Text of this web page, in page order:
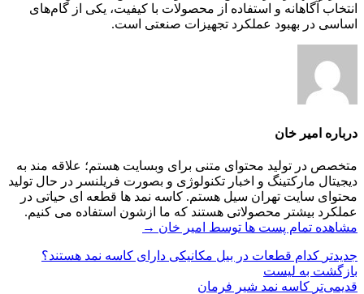
انتخاب آگاهانه و استفاده از محصولات با کیفیت، یکی از گام‌های
اساسی در بهبود عملکرد تجهیزات صنعتی است.
درباره امیر خان
متخصص در تولید محتوای متنی برای وبسایت هستم؛ علاقه مند به
دیجیتال مارکتینگ و اخبار تکنولوژی و بصورت فریلنسر در حال تولید
محتوای سایت تهران سیل هستم. کاسه نمد ها قطعه ای حیاتی در
عملکرد بیشتر محصولاتی هستند که ما ازشون استفاده می کنیم.
مشاهده تمام پست ها توسط امیر خان →
جدیدتر کدام قطعات در بیل مکانیکی دارای کاسه نمد هستند؟
بازگشت به لیست
قدیمی‌تر کاسه نمد شیر فرمان